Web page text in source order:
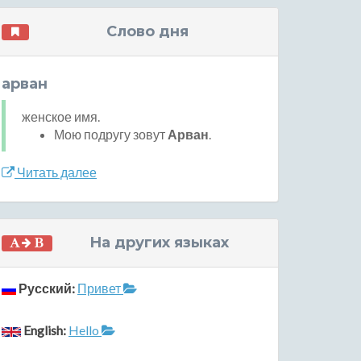
Слово дня
арван
женское имя.
Мою подругу зовут Арван.
Читать далее
На других языках
Русский: Привет
English: Hello